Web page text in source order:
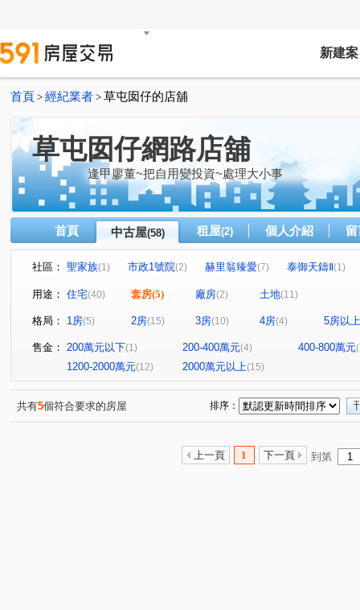
新建案
首頁 > 經紀業者 > 草屯囡仔的店舖
草屯囡仔網路店舖
逢甲廖董~把自用變投資~處理大小事
首頁 中古屋(58) 租屋(2) 個人介紹
社區： 聖家族(1) 市政1號院(2) 赫里翁臻愛(7) 泰御天鑄Ⅱ(1)
比佛利山莊 廣三大時代大廈 大衛營
漢陞圓山
VVS1 木森福隆 市場角間透店(1)
東南大鎮(1) 低總價超美公寓(1) 西屯路二段297-16號華廈
寶爵金鑽(1) 寓上里安 (1) 頭汴坑段(1)
市政路(2) 西安街(1) 環中路二段(7) 青海路二段(2)
西屯路二段(2) 忠明南路(1) 工學二街(1)
瀋陽路三段(1) 健民路(1) 瀋陽北路(1) 中山路三段(1)
東平路 (1) 大鵬市場三巷 (1) 自強三路
用途： 住宅(40) 套房(5) 廠房(2) 土地(11)
格局： 1房(5) 2房(15) 3房(10) 4房(4) 5房以上
售金： 200萬元以下(1) 200-400萬元(4) 400-800萬元
1200-2000萬元(12) 2000萬元以上(15)
共有5個符合要求的房屋 排序：
上一頁 1 下一頁 到第